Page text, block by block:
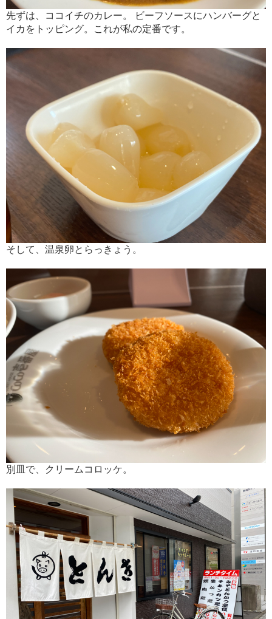
先ずは、ココイチのカレー。 ビーフソースにハンバーグと
イカをトッピング。これが私の定番です。
そして、温泉卵とらっきょう。
別皿で、クリームコロッケ。